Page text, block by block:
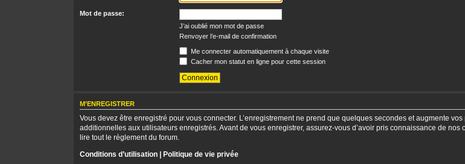
Mot de passe:
J’ai oublié mon mot de passe
Renvoyer l’e-mail de confirmation
Me connecter automatiquement à chaque visite
Cacher mon statut en ligne pour cette session
M’ENREGISTRER
Vous devez être enregistré pour vous connecter. L’enregistrement ne prend que quelques secondes et augmente
additionnelles aux utilisateurs enregistrés. Avant de vous enregistrer, assurez-vous d’avoir pris connaissance de
lire tout le règlement du forum.
Conditions d’utilisation | Politique de vie privée